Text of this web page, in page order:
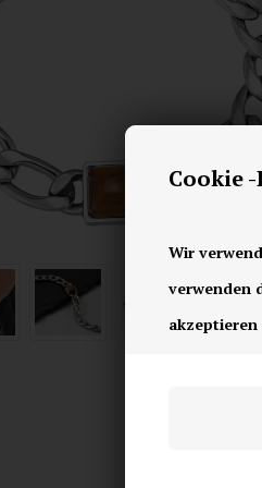
Cookie
Wir
verwenden
akzeptieren